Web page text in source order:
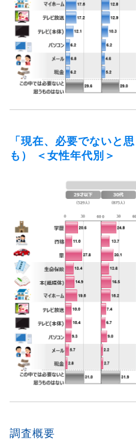
「現在、必要でないと
も） ＜女性年代別＞
調査概要